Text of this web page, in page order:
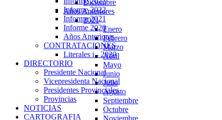
Diciembre
Años Anteriores
2021
Enero
Febrero
Marzo
Abril
Mayo
Junio
Julio
Agosto
Septiembre
Octubre
Noviembre
Informe 2022
Informe 2021
Informe 2020
Años Anteriores
CONTRATACIONES
Literales i - 2020
DIRECTORIO
Presidente Nacional
Vicepresidenta Nacional
Presidentes Provinciales
Provincias
NOTICIAS
CARTOGRAFIA